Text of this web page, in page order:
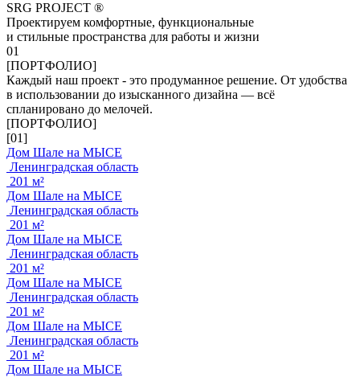
SRG PROJECT ®
Проектируем комфортные, функциональные
и стильные пространства для работы и жизни
01
[ПОРТФОЛИО]
Каждый наш проект - это продуманное решение. От удобства
в использовании до изысканного дизайна — всё
спланировано до мелочей.
[ПОРТФОЛИО]
[01]
Дом Шале на МЫСЕ
Ленинградская область
201 м²
Дом Шале на МЫСЕ
Ленинградская область
201 м²
Дом Шале на МЫСЕ
Ленинградская область
201 м²
Дом Шале на МЫСЕ
Ленинградская область
201 м²
Дом Шале на МЫСЕ
Ленинградская область
201 м²
Дом Шале на МЫСЕ